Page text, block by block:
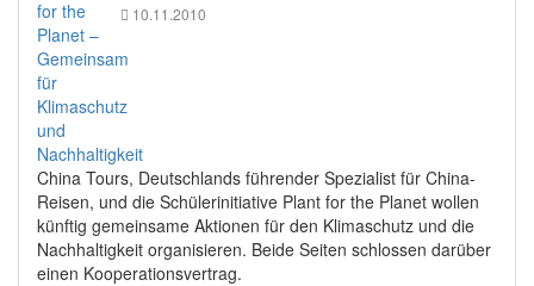
10.11.2010
China Tours, Deutschlands führender Spezialist für China-
Reisen, und die Schülerinitiative Plant for the Planet wollen
künftig gemeinsame Aktionen für den Klimaschutz und die
Nachhaltigkeit organisieren. Beide Seiten schlossen darüber
einen Kooperationsvertrag.